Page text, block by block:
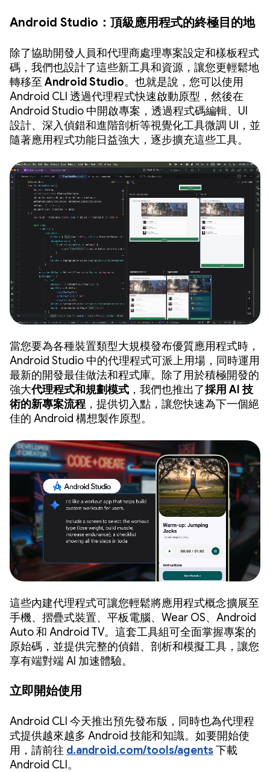
Android Studio：頂級應用程式的終極目的地
除了協助開發人員和代理商處理專案設定和樣板程式
碼，我們也設計了這些新工具和資源，讓您更輕鬆地
轉移至 Android Studio。也就是說，您可以使用
Android CLI 透過代理程式快速啟動原型，然後在
Android Studio 中開啟專案，透過程式碼編輯、UI
設計、深入偵錯和進階剖析等視覺化工具微調 UI，並
隨著應用程式功能日益強大，逐步擴充這些工具。
當您要為各種裝置類型大規模發布優質應用程式時，
Android Studio 中的代理程式可派上用場，同時運用
最新的開發最佳做法和程式庫。除了用於積極開發的
強大代理程式和規劃模式 ，我們也推出了採用 AI 技
術的新專案流程 ，提供切入點，讓您快速為下一個絕
佳的 Android 構想製作原型。
這些內建代理程式可讓您輕鬆將應用程式概念擴展至
手機、摺疊式裝置、平板電腦、Wear OS、Android
Auto 和 Android TV。這套工具組可全面掌握專案的
原始碼，並提供完整的偵錯、剖析和模擬工具，讓您
享有端對端 AI 加速體驗。
立即開始使用
Android CLI 今天推出預先發布版，同時也為代理程
式提供越來越多 Android 技能和知識。如要開始使
用，請前往 d.android.com/tools/agents下載
Android CLI。